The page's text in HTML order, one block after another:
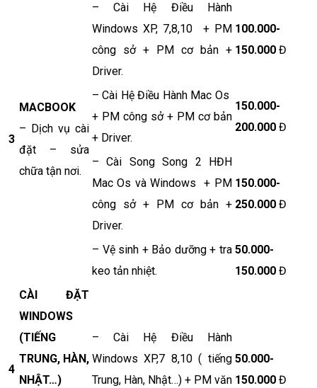
3
MACBOOK
– Dịch vụ cài
đặt – sửa
chữa tận nơi.
– Cài Hệ Điều Hành
Windows XP, 7,8,10 + PM
công sở + PM cơ bản +
Driver.
100.000-
150.000 Đ
– Cài Hệ Điều Hành Mac Os
+ PM công sở + PM cơ bản
+ Driver.
150.000-
200.000 Đ
– Cài Song Song 2 HĐH
Mac Os và Windows + PM
công sở + PM cơ bản +
Driver.
150.000-
250.000 Đ
– Vệ sinh + Bảo dưỡng + tra
keo tản nhiệt.
50.000-
150.000 Đ
4
CÀI ĐẶT
WINDOWS
(TIẾNG
TRUNG, HÀN,
NHẬT…)
– Cài Hệ Điều Hành
Windows XP,7 8,10 ( tiếng
Trung, Hàn, Nhật…) + PM văn
50.000-
150.000 Đ